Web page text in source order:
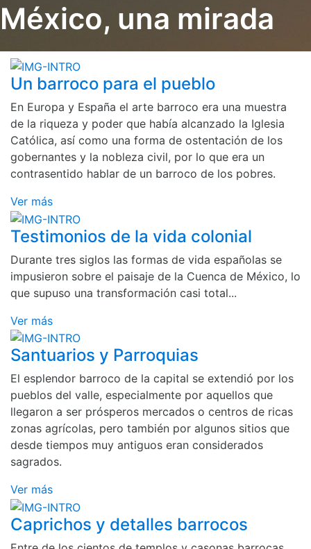
México, una mirada
Un barroco para el pueblo
En Europa y España el arte barroco era una muestra
de la riqueza y poder que había alcanzado la Iglesia
Católica, así como una forma de ostentación de los
gobernantes y la nobleza civil, por lo que era un
contrasentido hablar de un barroco de los pobres.
Ver más
Testimonios de la vida colonial
Durante tres siglos las formas de vida españolas se
impusieron sobre el paisaje de la Cuenca de México, lo
que supuso una transformación casi total...
Ver más
Santuarios y Parroquias
El esplendor barroco de la capital se extendió por los
pueblos del valle, especialmente por aquellos que
llegaron a ser prósperos mercados o centros de ricas
zonas agrícolas, pero también por algunos sitios que
desde tiempos muy antiguos eran considerados
sagrados.
Ver más
Caprichos y detalles barrocos